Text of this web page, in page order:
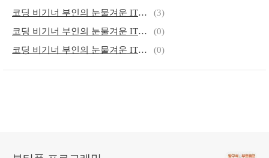
코딩 비기너 부인의 눈물겨운 IT입문 - 03 자취생 같은 와이프
(3)
코딩 비기너 부인의 눈물겨운 IT입문 - 02 사람 냄새가 안나
(0)
코딩 비기너 부인의 눈물겨운 IT입문 - 01 문제를 해결하는 기쁨
(0)